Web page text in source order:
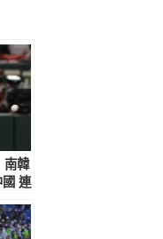
南韓
連